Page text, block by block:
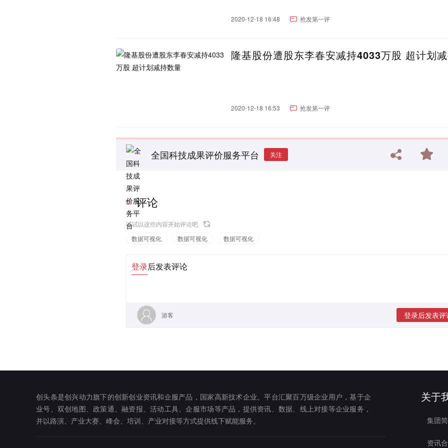
2020-12-18 16:48 抢发第一评
隆基股份遭股东李春安减持4033万股 超计划
2020-12-18 16:53 抢发第一评
全国科技成果评价服务平台 关注
评论
试试以这些内容开始评论吧
数据可视化
数据可视化 数据可视化
登录后发表评论
游客 登录后发表评
创头条是创兴动力旗下的创新创业资讯和企服产品，国家高新技术企业。平台汇聚百万级企业用户，基于企
业号、双创地图、政策通、融资报、活动工具、企服市场等产品，提供资讯、数据、线上对接等企业服务，
并以路演、产业大赛、峰会、培训、产业对接等方式提供线下赋能服务。
关于
集团
资讯